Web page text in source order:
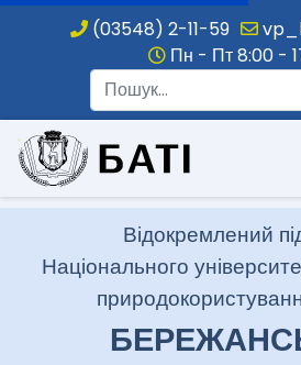
(03548) 2-11-59
Пн - Пт 8:00 -
.
Відокремлений
Національного